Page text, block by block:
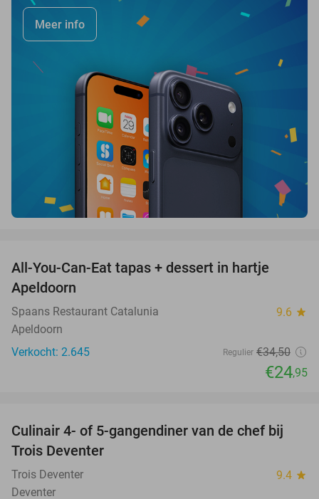
Meer info
All-You-Can-Eat tapas + dessert in hartje
Apeldoorn
Spaans Restaurant Catalunia 9.6 star
Apeldoorn
Verkocht: 2.645
Regulier €34,50
€24,95
39%
Culinair 4- of 5-gangendiner van de chef bij
Trois Deventer
Trois Deventer 9.4 star
Deventer